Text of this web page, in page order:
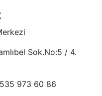
Sok.No:5 / 4.
973 60 86